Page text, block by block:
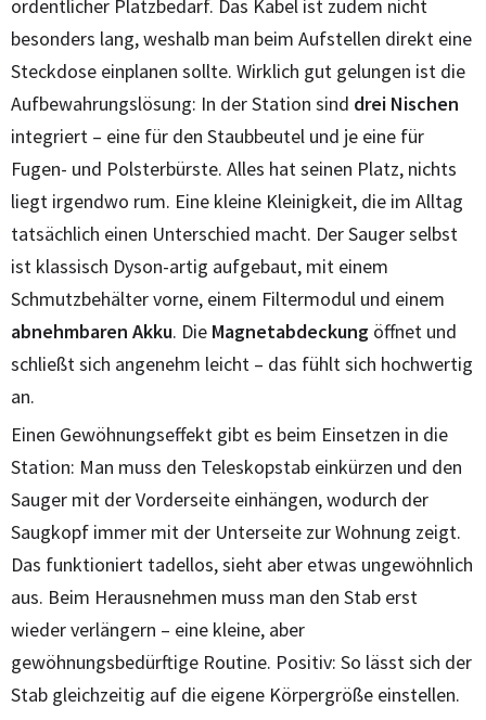
ordentlicher Platzbedarf. Das Kabel ist zudem nicht
besonders lang, weshalb man beim Aufstellen direkt eine
Steckdose einplanen sollte. Wirklich gut gelungen ist die
Aufbewahrungslösung: In der Station sind drei Nischen
integriert – eine für den Staubbeutel und je eine für
Fugen- und Polsterbürste. Alles hat seinen Platz, nichts
liegt irgendwo rum. Eine kleine Kleinigkeit, die im Alltag
tatsächlich einen Unterschied macht. Der Sauger selbst
ist klassisch Dyson-artig aufgebaut, mit einem
Schmutzbehälter vorne, einem Filtermodul und einem
abnehmbaren Akku. Die Magnetabdeckung öffnet und
schließt sich angenehm leicht – das fühlt sich hochwertig
an.
Einen Gewöhnungseffekt gibt es beim Einsetzen in die
Station: Man muss den Teleskopstab einkürzen und den
Sauger mit der Vorderseite einhängen, wodurch der
Saugkopf immer mit der Unterseite zur Wohnung zeigt.
Das funktioniert tadellos, sieht aber etwas ungewöhnlich
aus. Beim Herausnehmen muss man den Stab erst
wieder verlängern – eine kleine, aber
gewöhnungsbedürftige Routine. Positiv: So lässt sich der
Stab gleichzeitig auf die eigene Körpergröße einstellen.